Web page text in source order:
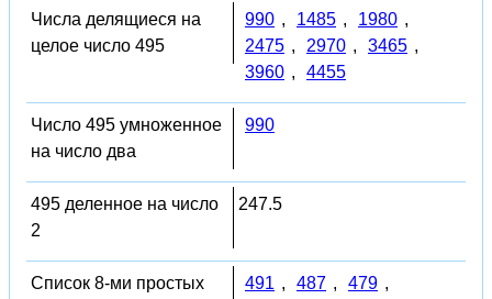
Числа делящиеся на
целое число 495
990 , 1485 , 1980 ,
2475 , 2970 , 3465 ,
3960 , 4455
Число 495 умноженное
на число два
990
495 деленное на число
2
247.5
Список 8-ми простых
491 , 487 , 479 ,